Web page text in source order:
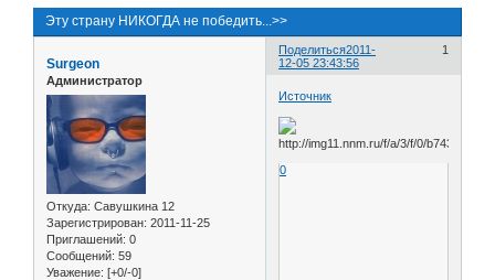
Эту страну НИКОГДА не победить...>>
Поделиться 1
2011-
12-05 23:43:56
Surgeon
Администратор
Откуда: Савушкина 12
Зарегистрирован: 2011-11-25
Приглашений: 0
Сообщений: 59
Уважение: [+0/-0]
Источник
0